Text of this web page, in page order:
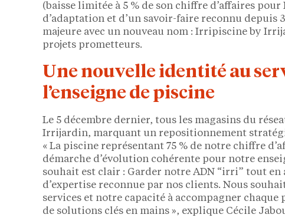
(baisse limitée à 5 % de son chiffre d’affaires
d’adaptation et d’un savoir-faire reconnu depuis
majeure avec un nouveau nom : Irripiscine by
projets prometteurs.
Une nouvelle identité au
l’enseigne de piscine
Le 5 décembre dernier, tous les magasins du
Irrijardin, marquant un repositionnement
« La piscine représentant 75 % de notre chiffre
démarche d’évolution cohérente pour notre
souhait est clair : Garder notre ADN “irri” tout
d’expertise reconnue par nos clients. Nous
services et notre capacité à accompagner chaque
de solutions clés en mains », explique Cécile